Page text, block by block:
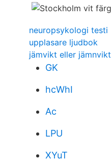
neuropsykologi testi
upplasare ljudbok
jämvikt eller jämnvikt
GK
hcWhI
Ac
LPU
XYuT